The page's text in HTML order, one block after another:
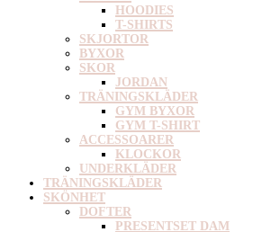
HOODIES
T-SHIRTS
SKJORTOR
BYXOR
SKOR
JORDAN
TRÄNINGSKLÄDER
GYM BYXOR
GYM T-SHIRT
ACCESSOARER
KLOCKOR
UNDERKLÄDER
TRÄNINGSKLÄDER
SKÖNHET
DOFTER
PRESENTSET DAM